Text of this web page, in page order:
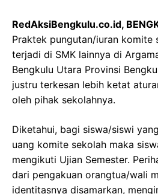
RedAksiBengkulu.co.id,
Praktek pungutan/iuran komite
terjadi di SMK lainnya di
Bengkulu Utara Provinsi
justru terkesan lebih ketat
oleh pihak sekolahnya.
Diketahui, bagi siswa/siswi
uang komite sekolah maka
mengikuti Ujian Semester.
dari pengakuan orangtua/wali
identitasnya disamarkan,